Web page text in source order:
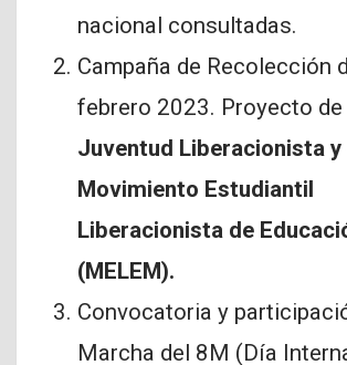
nacional consultadas.
Campaña de Recolección
febrero 2023. Proyecto de
Juventud Liberacionista y
Movimiento Estudiantil
Liberacionista de
(MELEM).
Convocatoria y
Marcha del 8M (Día